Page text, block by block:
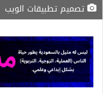
تصميم تطبيقات الويب